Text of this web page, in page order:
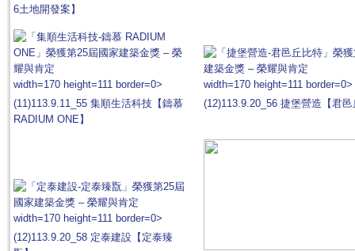
6土地開發案】
width=170 height=111 border=0>
(11)113.9.11_55 集順生活科技【鑄慕
RADIUM ONE】
width=170 height=111 border=0>
(12)113.9.20_56 捷堡營造【君
width=170 height=111 border=0>
(12)113.9.20_58 定泰建設【定泰臻